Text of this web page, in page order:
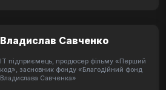
Владислав Савченко
ІТ підприємець, продюсер фільму «Перший
код», засновник фонду «Благодійний фонд
Владислава Савченка»